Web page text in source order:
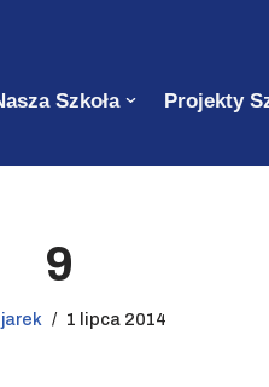
Szkoła Projekty
9
jarek 1 lipca 2014